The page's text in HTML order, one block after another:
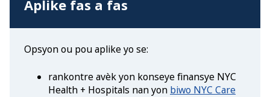
Aplike fas a fas
Opsyon ou pou aplike yo se:
rankontre avèk yon konseye finansye NYC
Health + Hospitals nan yon biwo NYC Care